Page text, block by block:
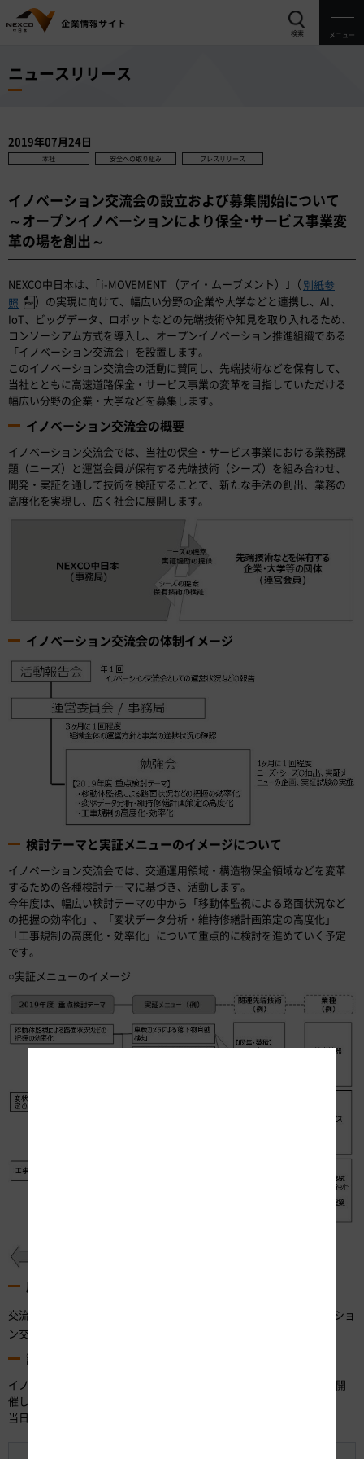
検索 メニュー
ニュースリリース
2019年07月24日
本社 安全への取り組み プレスリリース
イノベーション交流会の設立および募集開始について
～オープンイノベーションにより保全･サービス事業変
革の場を創出～
NEXCO中日本は、｢i-MOVEMENT （アイ・ムーブメント）｣（ 別紙参
照
）の実現に向けて、幅広い分野の企業や大学などと連携し、AI、
IoT、ビッグデータ、ロボットなどの先端技術や知見を取り入れるため、
コンソーシアム方式を導入し、オープンイノベーション推進組織である
「イノベーション交流会」を設置します。
このイノベーション交流会の活動に賛同し、先端技術などを保有して、
当社とともに高速道路保全・サービス事業の変革を目指していただける
幅広い分野の企業・大学などを募集します。
イノベーション交流会の概要
イノベーション交流会では、当社の保全・サービス事業における業務課
題（ニーズ）と運営会員が保有する先端技術（シーズ）を組み合わせ、
開発・実証を通して技術を検証することで、新たな手法の創出、業務の
高度化を実現し、広く社会に展開します。
イノベーション交流会の体制イメージ
検討テーマと実証メニューのイメージについて
イノベーション交流会では、交通運用領域・構造物保全領域などを変革
するための各種検討テーマに基づき、活動します。
今年度は、幅広い検討テーマの中から「移動体監視による路面状況など
の把握の効率化」、「変状データ分析・維持修繕計画策定の高度化」
「工事規制の高度化・効率化」について重点的に検討を進めていく予定
です。
○実証メニューのイメージ
応募対象者および応募方法について
交流会の目的、会則
にご賛同いただいた応募希望者は、「イノベーショ
ン交流会 入会申込書」
説明会の開催について
イノベーション交流会に関心のある方への説明会を、名古屋と東京で開
催します。
当日のご取材につきましては、あらためてお知らせします。